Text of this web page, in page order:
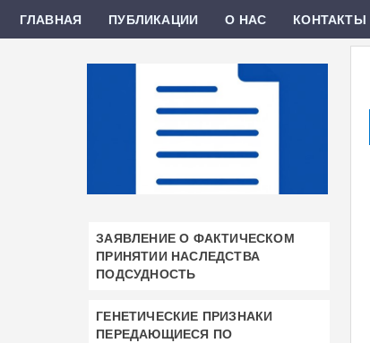
ЗАЯВЛЕНИЕ О ФАКТИЧЕСКОМ
ПРИНЯТИИ НАСЛЕДСТВА
ПОДСУДНОСТЬ
ГЕНЕТИЧЕСКИЕ ПРИЗНАКИ
ПЕРЕДАЮЩИЕСЯ ПО
ГЛАВНАЯ ПУБЛИКАЦИИ О НАС КОНТАКТЫ